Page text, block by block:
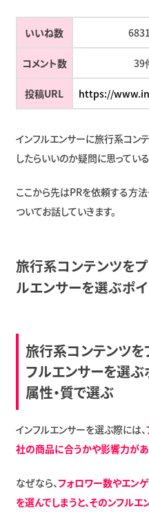
いいね数
コメント数 39
投稿URL https://
インフルエンサーに旅行系コン
したらいいのか疑問に思ってい
ここから先はPRを依頼する方
ついてお話していきます。
旅行系コンテンツを
ルエンサーを選ぶポ
旅行系コンテンツを
フルエンサーを選ぶ
属性・質で選ぶ
インフルエンサーを選ぶ際には、
社の商品に合うかや影響力が
なぜなら、フォロワー数やエン
を選んでしまうと、そのンフル